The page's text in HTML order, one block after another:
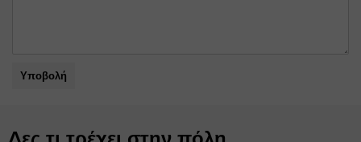
Υποβολή